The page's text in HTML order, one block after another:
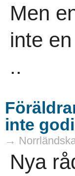
Men
inte
..
inte
→
Nya